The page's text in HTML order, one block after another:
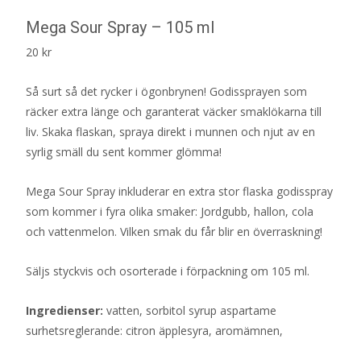
Mega Sour Spray – 105 ml
20 kr
Så surt så det rycker i ögonbrynen! Godissprayen som
räcker extra länge och garanterat väcker smaklökarna till
liv. Skaka flaskan, spraya direkt i munnen och njut av en
syrlig smäll du sent kommer glömma!
Mega Sour Spray inkluderar en extra stor flaska godisspray
som kommer i fyra olika smaker: Jordgubb, hallon, cola
och vattenmelon. Vilken smak du får blir en överraskning!
Säljs styckvis och osorterade i förpackning om 105 ml.
Ingredienser: vatten, sorbitol syrup aspartame
surhetsreglerande: citron äpplesyra, aromämnen,